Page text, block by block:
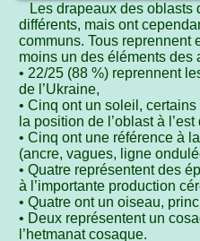
Les drapeaux des oblasts
différents, mais ont
communs. Tous reprennent
moins un des éléments des
• 22/25 (88 %) reprennent
de l’Ukraine,
• Cinq ont un soleil,
la position de l’oblast à l’est
• Cinq ont une référence à
(ancre, vagues, ligne
• Quatre représentent des
à l’importante production
• Quatre ont un oiseau,
• Deux représentent un
l’hetmanat cosaque.